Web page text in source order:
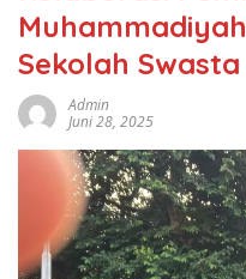
Sekolah
Admin
Juni 28, 2025